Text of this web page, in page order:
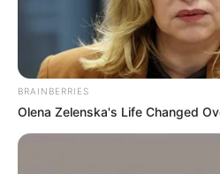
BRAINBERRIES
Olena Zelenska's Life Changed